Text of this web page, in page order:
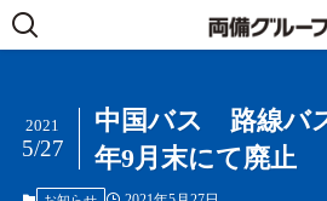
中国バス 路線バ
年9月末にて廃止
2021
5/27